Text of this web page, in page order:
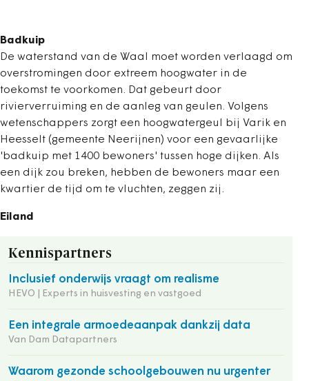
Badkuip
De waterstand van de Waal moet worden verlaagd om
overstromingen door extreem hoogwater in de
toekomst te voorkomen. Dat gebeurt door
rivierverruiming en de aanleg van geulen. Volgens
wetenschappers zorgt een hoogwatergeul bij Varik en
Heesselt (gemeente Neerijnen) voor een gevaarlijke
'badkuip met 1400 bewoners' tussen hoge dijken. Als
een dijk zou breken, hebben de bewoners maar een
kwartier de tijd om te vluchten, zeggen zij.
Eiland
Kennispartners
Inclusief onderwijs vraagt om realisme
HEVO | Experts in huisvesting en vastgoed
Een integrale armoedeaanpak dankzij data
Van Dam Datapartners
Waarom gezonde schoolgebouwen nu urgenter